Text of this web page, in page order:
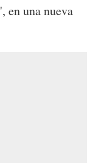
en una nueva